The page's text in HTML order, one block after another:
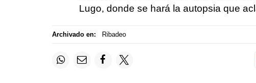
Lugo, donde se hará la autopsia que
Archivado en: Ribadeo